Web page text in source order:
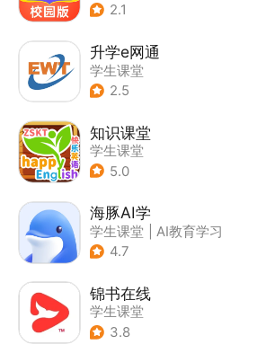
2.1
升学e网通
学生课堂
2.5
知识课堂
学生课堂
5.0
海豚AI学
学生课堂
AI教育学习
4.7
锦书在线
学生课堂
3.8